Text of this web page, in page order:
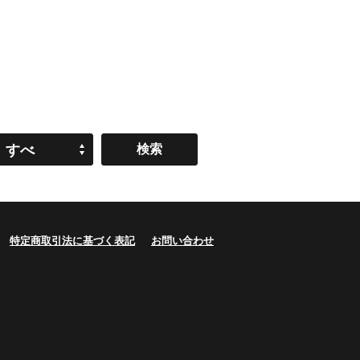
すべ
特定商取引法に基づく表記 お問い合わせ